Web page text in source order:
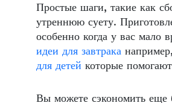
Простые шаги, такие как
утреннюю суету.
особенно когда у вас мало
идеи для завтрака
для детей которые
Вы можете сэкономить еще